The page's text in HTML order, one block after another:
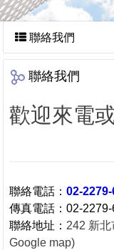
聯絡我們
聯絡我們
歡迎來電
聯絡電話： 02-
傳真電話：02-
聯絡地址： 242 新
Google map)